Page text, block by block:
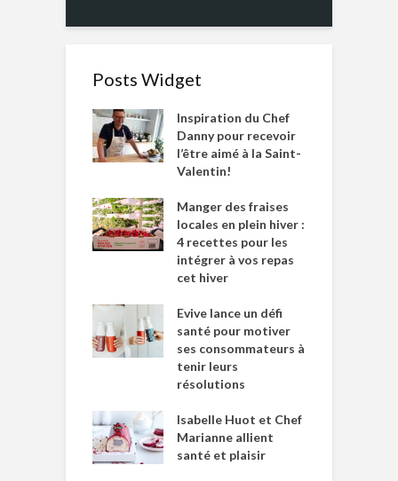
Posts Widget
Inspiration du Chef
Danny pour recevoir
l’être aimé à la Saint-
Valentin!
Manger des fraises
locales en plein hiver :
4 recettes pour les
intégrer à vos repas
cet hiver
Evive lance un défi
santé pour motiver
ses consommateurs à
tenir leurs
résolutions
Isabelle Huot et Chef
Marianne allient
santé et plaisir